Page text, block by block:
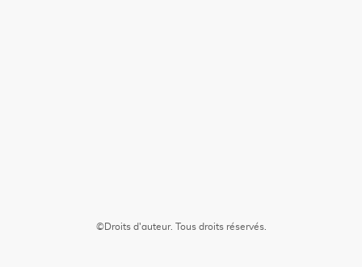
©Droits d'auteur. Tous droits réservés.